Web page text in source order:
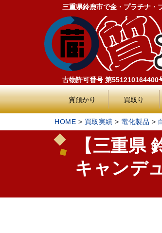
三重県鈴鹿市で金・プラチナ・
古物許可番号 第
質預かり 買取り
HOME > 買取実績 > 電化製品 >
【三重県
キャンデ